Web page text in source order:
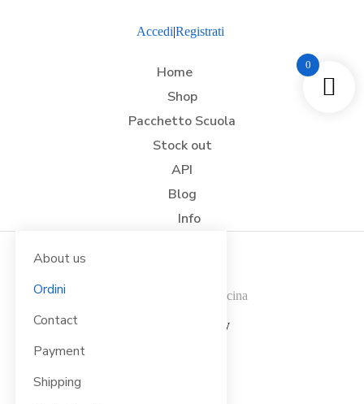
Accedi|Registrati
Home
Shop
Pacchetto Scuola
Stock out
API
Blog
Info
About us
Ordini
Contact
Payment
Shipping
Tu sei qui:
Abbigliamento da Cucina
Giacca Chef Lino Blu Navy
0